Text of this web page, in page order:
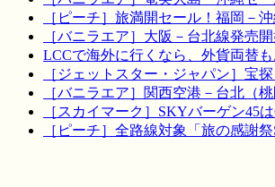
［ピーチ］旅満開セール！福岡－
［バニラエア］大阪－台北線発売
LCCで海外に行くなら、外貨両替
［ジェットスター・ジャパン］宝
［バニラエア］関西空港－台北（
［スカイマーク］SKYバーゲン45
［ピーチ］全路線対象「旅の感謝